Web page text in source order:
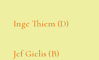
Inge Thiem (D)
Jef Gielis (B)